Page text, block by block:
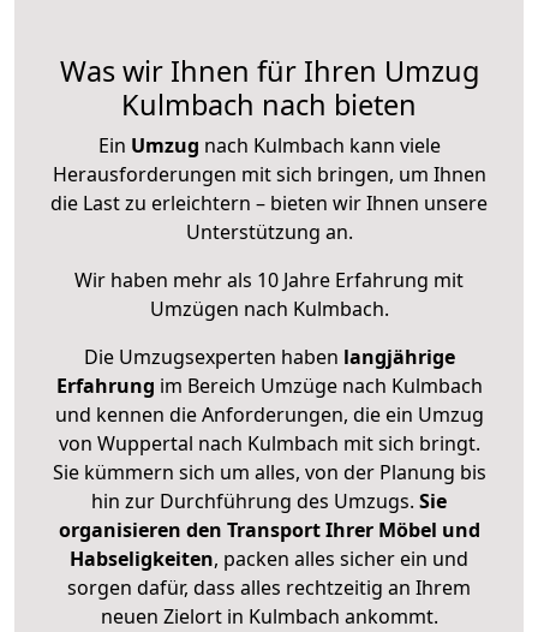
Was wir Ihnen für Ihren Umzug
Kulmbach nach bieten
Ein Umzug nach Kulmbach kann viele
Herausforderungen mit sich bringen, um Ihnen
die Last zu erleichtern – bieten wir Ihnen unsere
Unterstützung an.
Wir haben mehr als 10 Jahre Erfahrung mit
Umzügen nach Kulmbach.
Die Umzugsexperten haben langjährige
Erfahrung im Bereich Umzüge nach Kulmbach
und kennen die Anforderungen, die ein Umzug
von Wuppertal nach Kulmbach mit sich bringt.
Sie kümmern sich um alles, von der Planung bis
hin zur Durchführung des Umzugs. Sie
organisieren den Transport Ihrer Möbel und
Habseligkeiten, packen alles sicher ein und
sorgen dafür, dass alles rechtzeitig an Ihrem
neuen Zielort in Kulmbach ankommt.